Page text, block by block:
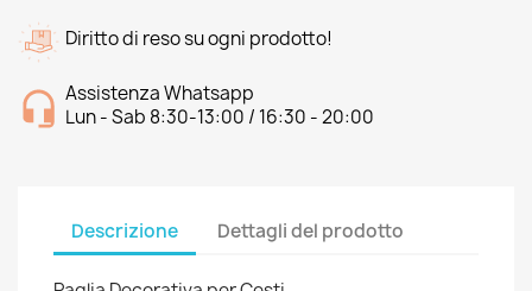
Diritto di reso su ogni prodotto!
Assistenza Whatsapp
Lun - Sab 8:30-13:00 / 16:30 - 20:00
Descrizione Dettagli del prodotto